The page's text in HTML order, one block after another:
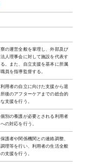
寮の運営全般を掌理し、外部及び
法人理事会に対して施設を代表す
る。また、自立支援を基本に所属
職員を指導監督する。
利用者の自立に向けた支援から退
所後のアフターケアまでの総合的
な支援を行う。
個別の養護が必要とされる利用者
への対応を行う。
保護者や関係機関との連絡調整、
調理等を行い、利用者の生活全般
の支援を行う。